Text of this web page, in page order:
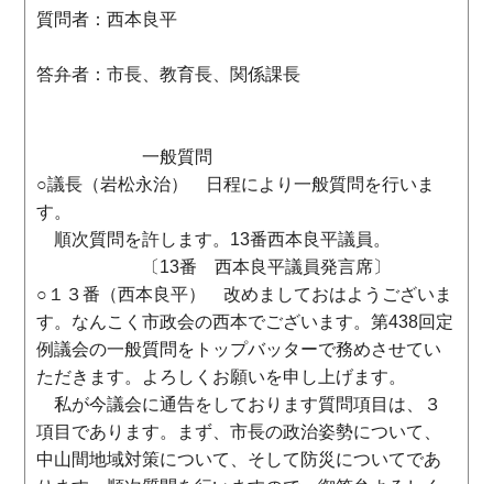
質問者：西本良平
答弁者：市長、教育長、関係課長
一般質問
○議長（岩松永治） 日程により一般質問を行いま
す。
順次質問を許します。13番西本良平議員。
〔13番 西本良平議員発言席〕
○１３番（西本良平） 改めましておはようございま
す。なんこく市政会の西本でございます。第438回定
例議会の一般質問をトップバッターで務めさせてい
ただきます。よろしくお願いを申し上げます。
私が今議会に通告をしております質問項目は、３
項目であります。まず、市長の政治姿勢について、
中山間地域対策について、そして防災についてであ